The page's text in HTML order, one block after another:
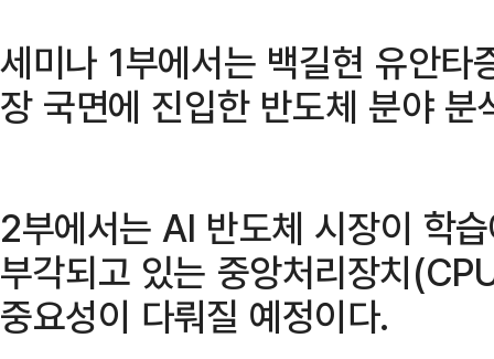
세미나 1부에서는 백길현 유안
장 국면에 진입한 반도체 분야 분
2부에서는 AI 반도체 시장이 학
부각되고 있는 중앙처리장치
중요성이 다뤄질 예정이다.